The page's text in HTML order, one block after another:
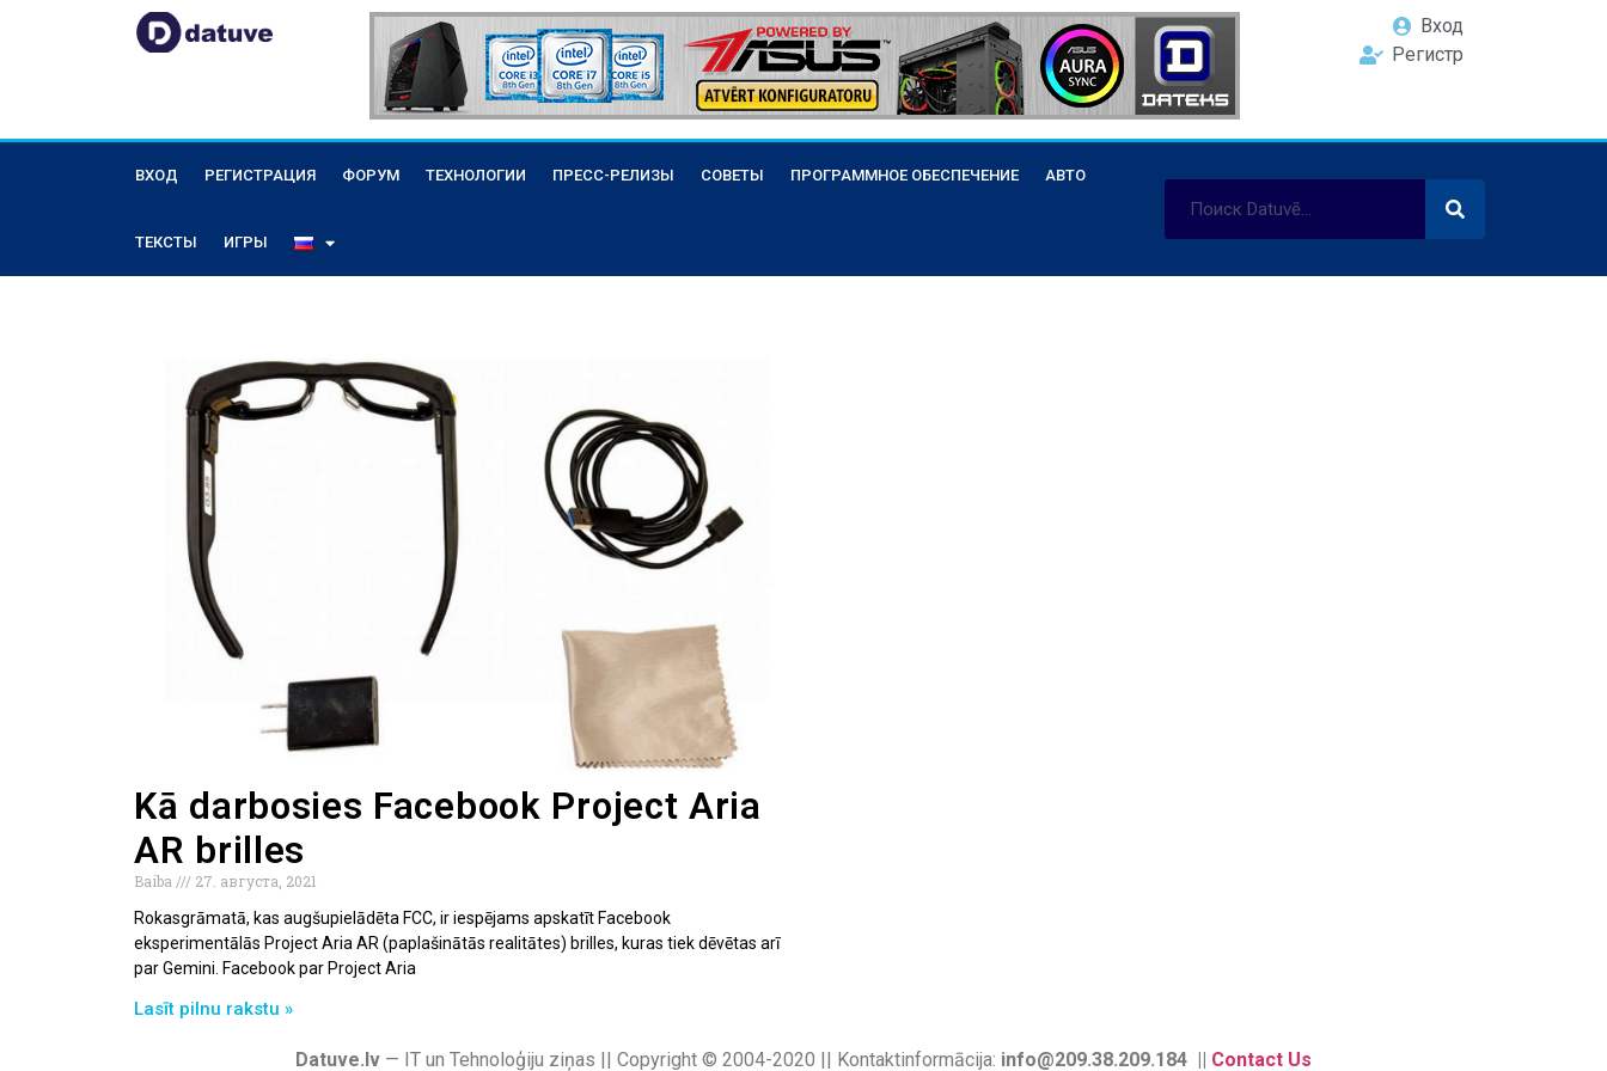
Вход
Регистр
ВХОД РЕГИСТРАЦИЯ ФОРУМ ТЕХНОЛОГИИ ПРЕСС-РЕЛИЗЫ СОВЕТЫ ПРОГРАММНОЕ ОБЕСПЕЧЕНИЕ АВТО
ТЕКСТЫ ИГРЫ
Kā darbosies Facebook Project Aria
AR brilles
Baiba
27. августа, 2021
Rokasgrāmatā, kas augšupielādēta FCC, ir iespējams apskatīt Facebook
eksperimentālās Project Aria AR (paplašinātās realitātes) brilles, kuras tiek dēvētas arī
par Gemini. Facebook par Project Aria
Lasīt pilnu rakstu »
Datuve.lv — IT un Tehnoloģiju ziņas || Copyright © 2004-2020 || Kontaktinformācija: info@209.38.209.184 || Contact Us